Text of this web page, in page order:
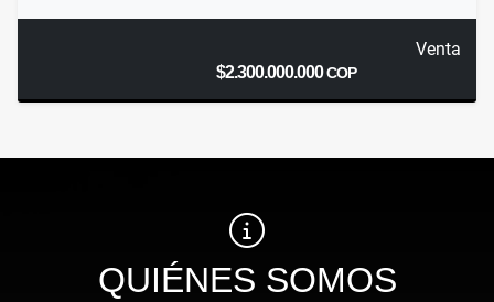
Venta
$2.300.000.000COP
QUIÉNES SOMOS